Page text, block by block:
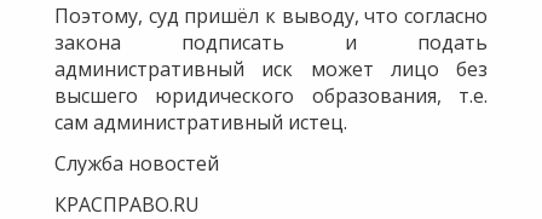
Поэтому, суд пришёл к выводу, что согласно
закона подписать и подать
административный иск может лицо без
высшего юридического образования, т.е.
сам административный истец.
Служба новостей
КРАСПРАВО.RU